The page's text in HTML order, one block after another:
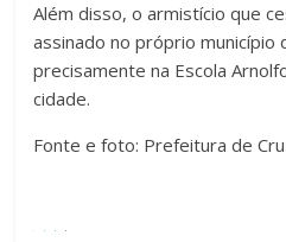
Além disso, o armistício que
assinado no próprio município
precisamente na Escola
cidade.
Fonte e foto: Prefeitura de